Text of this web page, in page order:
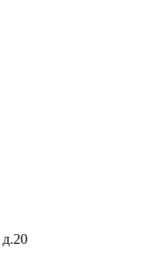
д.20